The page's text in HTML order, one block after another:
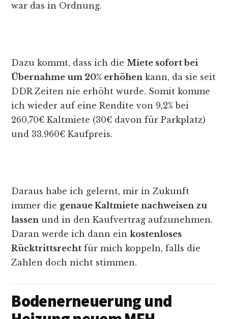
war das in Ordnung.
Dazu kommt, dass ich die Miete sofort bei
Übernahme um 20% erhöhen kann, da sie seit
DDR Zeiten nie erhöht wurde. Somit komme
ich wieder auf eine Rendite von 9,2% bei
260,70€ Kaltmiete (30€ davon für Parkplatz)
und 33.960€ Kaufpreis.
Daraus habe ich gelernt, mir in Zukunft
immer die genaue Kaltmiete nachweisen zu
lassen und in den Kaufvertrag aufzunehmen.
Daran werde ich dann einkostenloses
Rücktrittsrecht für mich koppeln, falls die
Zahlen doch nicht stimmen.
Bodenerneuerung und